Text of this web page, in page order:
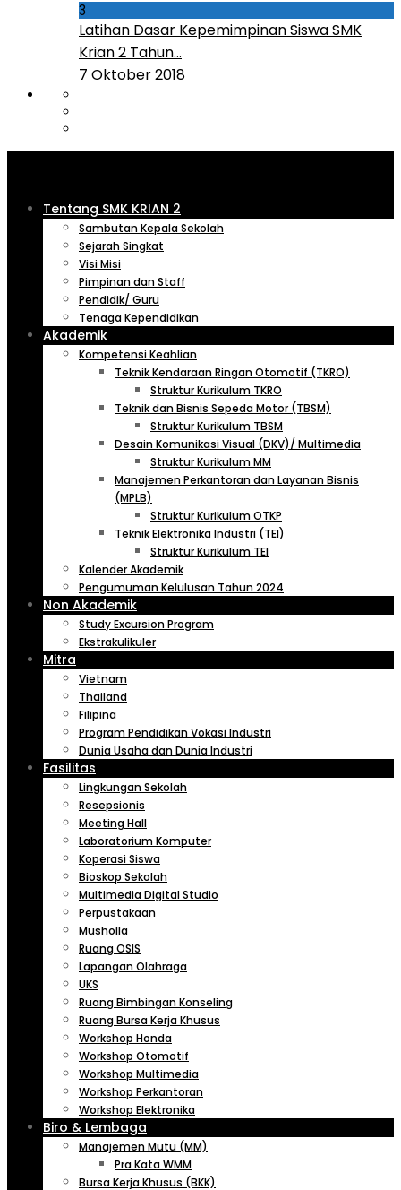
3
Latihan Dasar Kepemimpinan Siswa SMK
Krian 2 Tahun...
7 Oktober 2018
Tentang SMK KRIAN 2
Sambutan Kepala Sekolah
Sejarah Singkat
Visi Misi
Pimpinan dan Staff
Pendidik/ Guru
Tenaga Kependidikan
Akademik
Kompetensi Keahlian
Teknik Kendaraan Ringan Otomotif (TKRO)
Struktur Kurikulum TKRO
Teknik dan Bisnis Sepeda Motor (TBSM)
Struktur Kurikulum TBSM
Desain Komunikasi Visual (DKV)/ Multimedia
Struktur Kurikulum MM
Manajemen Perkantoran dan Layanan Bisnis
(MPLB)
Struktur Kurikulum OTKP
Teknik Elektronika Industri (TEI)
Struktur Kurikulum TEI
Kalender Akademik
Pengumuman Kelulusan Tahun 2024
Non Akademik
Study Excursion Program
Ekstrakulikuler
Mitra
Vietnam
Thailand
Filipina
Program Pendidikan Vokasi Industri
Dunia Usaha dan Dunia Industri
Fasilitas
Lingkungan Sekolah
Resepsionis
Meeting Hall
Laboratorium Komputer
Koperasi Siswa
Bioskop Sekolah
Multimedia Digital Studio
Perpustakaan
Musholla
Ruang OSIS
Lapangan Olahraga
UKS
Ruang Bimbingan Konseling
Ruang Bursa Kerja Khusus
Workshop Honda
Workshop Otomotif
Workshop Multimedia
Workshop Perkantoran
Workshop Elektronika
Biro & Lembaga
Manajemen Mutu (MM)
Pra Kata WMM
Bursa Kerja Khusus (BKK)